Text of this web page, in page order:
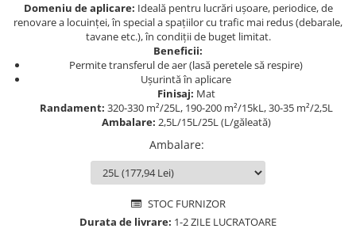
Domeniu de aplicare: Ideală pentru lucrări uşoare, periodice, de
renovare a locuinţei, în special a spaţiilor cu trafic mai redus (debarale,
tavane etc.), în condiţii de buget limitat.
Beneficii:
Permite transferul de aer (lasă peretele să respire)
Ușurintă în aplicare
Finisaj: Mat
Randament: 320-330 m²/25L, 190-200 m²/15kL, 30-35 m²/2,5L
Ambalare: 2,5L/15L/25L (L/găleată)
Ambalare:
STOC FURNIZOR
Durata de livrare: 1-2 ZILE LUCRATOARE